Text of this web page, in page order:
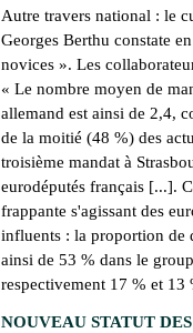
Autre travers national : le
Georges Berthu constate
novices ». Les
« Le nombre moyen de
allemand est ainsi de 2,4,
de la moitié (48 %) des
troisième mandat à
eurodéputés français [...].
frappante s'agissant des
influents : la proportion de
ainsi de 53 % dans le
respectivement 17 % et 13
NOUVEAU STATUT